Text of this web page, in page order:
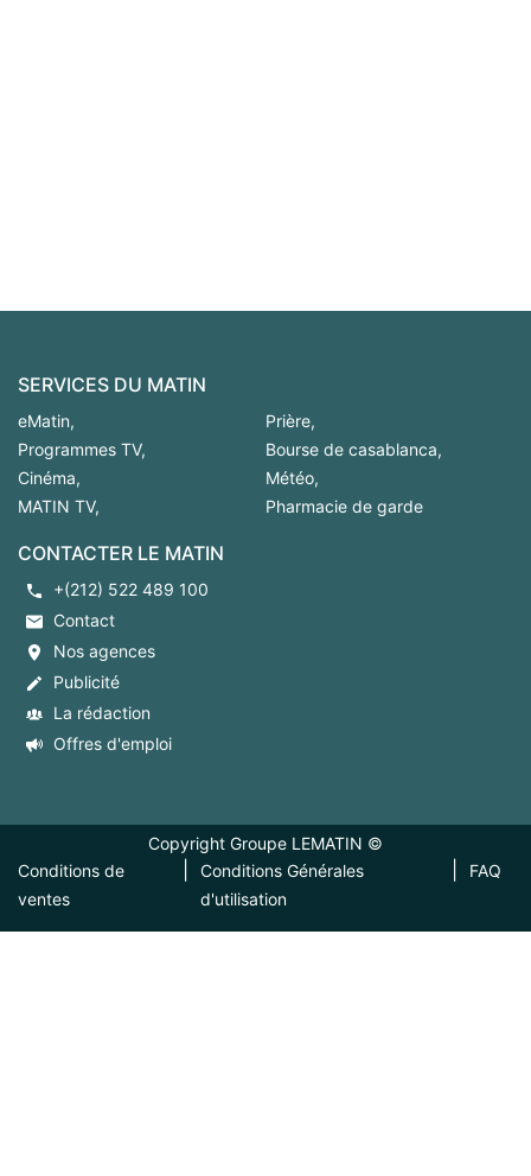
SERVICES DU MATIN
eMatin, Prière,
Programmes TV, Bourse de casablanca,
Cinéma, Météo,
MATIN TV, Pharmacie de garde
CONTACTER LE MATIN
+(212) 522 489 100
Contact
Nos agences
Publicité
La rédaction
Offres d'emploi
Copyright Groupe LEMATIN ©
Conditions de
ventes
Conditions Générales
d'utilisation
FAQ